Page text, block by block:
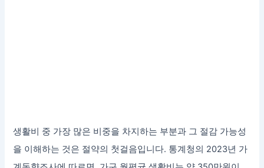
생활비 중 가장 많은 비중을 차지하는 부분과 그 절감 가능성
을 이해하는 것은 절약의 첫걸음입니다. 통계청의 2023년 가